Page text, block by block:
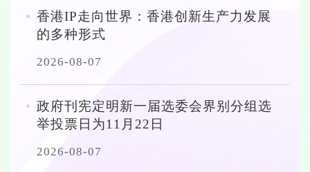
香港IP走向世界：香港创新生产力发展
的多种形式
2026-08-07
政府刊宪定明新一届选委会界别分组选
举投票日为11月22日
2026-08-07